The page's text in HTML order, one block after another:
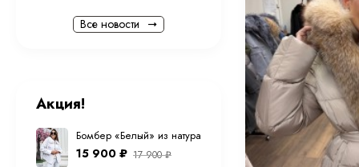
Все новости
Акция!
Бомбер «Белый» из натуральной овечьей шерсти
15 900 ₽ 17 900₽